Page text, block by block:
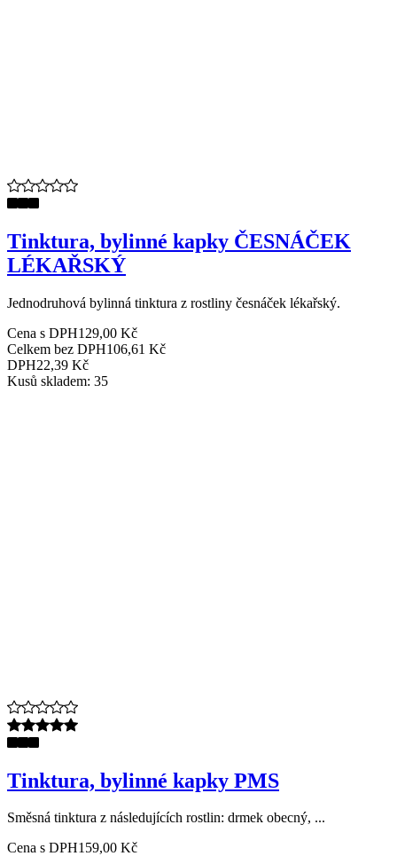
Tinktura, bylinné kapky ČESNÁČEK
LÉKAŘSKÝ
Jednodruhová bylinná tinktura z rostliny česnáček lékařský.
Cena s DPH129,00 Kč
Celkem bez DPH106,61 Kč
DPH22,39 Kč
Kusů skladem: 35
Tinktura, bylinné kapky PMS
Směsná tinktura z následujících rostlin: drmek obecný, ...
Cena s DPH159,00 Kč